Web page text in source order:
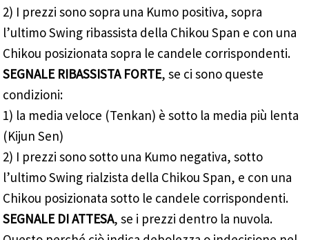
2) I prezzi sono sopra una Kumo positiva, sopra
l’ultimo Swing ribassista della Chikou Span e con una
Chikou posizionata sopra le candele corrispondenti.
SEGNALE RIBASSISTA FORTE, se ci sono queste
condizioni:
1) la media veloce (Tenkan) è sotto la media più lenta
(Kijun Sen)
2) I prezzi sono sotto una Kumo negativa, sotto
l’ultimo Swing rialzista della Chikou Span, e con una
Chikou posizionata sotto le candele corrispondenti.
SEGNALE DI ATTESA, se i prezzi dentro la nuvola.